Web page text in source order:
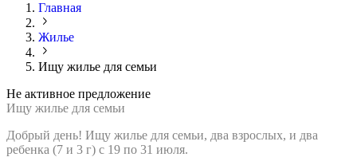
Главная
Жилье
Ищу жилье для семьи
Не активное предложение
Ищу жилье для семьи
Добрый день! Ищу жилье для семьи, два взрослых, и два
ребенка (7 и 3 г) с 19 по 31 июля.